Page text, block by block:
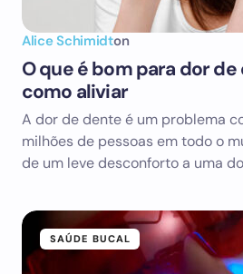
Alice Schimidton
O que é bom para dor de
como aliviar
A dor de dente é um problema
milhões de pessoas em todo o
de um leve desconforto a uma
SAÚDE BUCAL